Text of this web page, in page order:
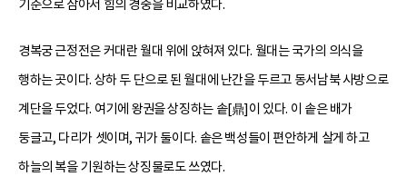
기준으로 삼아서 힘의 경중을 비교하였다.
경복궁 근정전은 커대란 월대 위에 앉혀져 있다. 월대는 국가의 의식을
행하는 곳이다. 상하 두 단으로 된 월대에 난간을 두르고 동서남북 사방으로
계단을 두었다. 여기에 왕권을 상징하는 솥[鼎]이 있다. 이 솥은 배가
둥글고, 다리가 셋이며, 귀가 둘이다. 솥은 백성들이 편안하게 살게 하고
하늘의 복을 기원하는 상징물로도 쓰였다.